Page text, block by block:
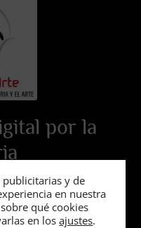
por la
y de
en nuestra
qué cookies
en losajustes.